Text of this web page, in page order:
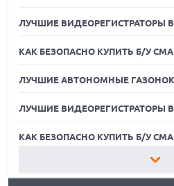
ЛУЧШИЕ ВИДЕОРЕГИСТРАТОРЫ В
КАК БЕЗОПАСНО КУПИТЬ Б/У
ЛУЧШИЕ АВТОНОМНЫЕ
ЛУЧШИЕ ВИДЕОРЕГИСТРАТОРЫ В
КАК БЕЗОПАСНО КУПИТЬ Б/У
ЛУЧШИЕ АВТОНОМНЫЕ
07.08.2026
ПОВТОРИТ УСПЕХ